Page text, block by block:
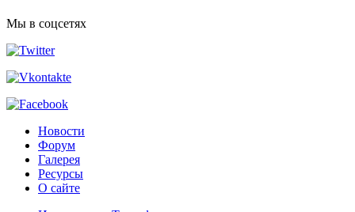
Мы в соцсетях
Новости
Форум
Галерея
Ресурсы
О сайте